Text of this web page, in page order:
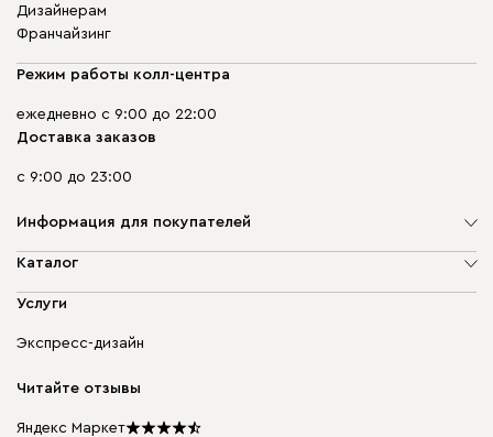
Дизайнерам
Франчайзинг
Режим работы колл-центра
ежедневно с 9:00 до 22:00
Доставка заказов
с 9:00 до 23:00
Информация для покупателей
О компании
Доставка и оплата
диван.клуб
Подарочные сертификаты
Каталог
Мягкая мебель
Бескаркасная мебель
Столы и стулья
Услуги
Экспресс-дизайн
Читайте отзывы
Яндекс Маркет